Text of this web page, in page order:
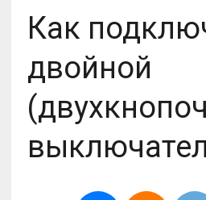
Как
двойной